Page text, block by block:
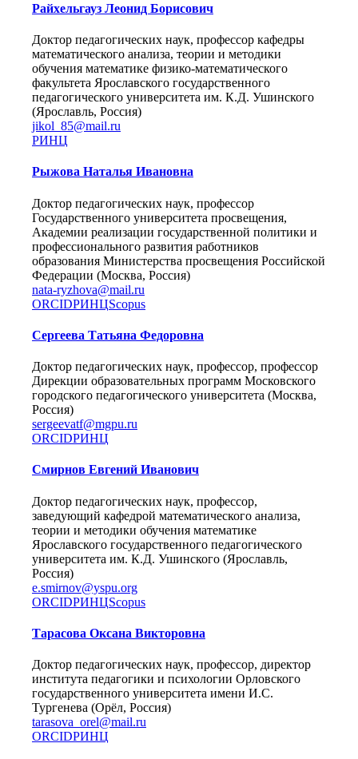
Райхельгауз Леонид Борисович
Доктор педагогических наук, профессор кафедры
математического анализа, теории и методики
обучения математике физико-математического
факультета Ярославского государственного
педагогического университета им. К.Д. Ушинского
(Ярославль, Россия)
jikol_85@mail.ru
РИНЦ
Рыжова Наталья Ивановна
Доктор педагогических наук, профессор
Государственного университета просвещения,
Академии реализации государственной политики и
профессионального развития работников
образования Министерства просвещения Российской
Федерации (Москва, Россия)
nata-ryzhova@mail.ru
ORCIDРИНЦScopus
Сергеева Татьяна Федоровна
Доктор педагогических наук, профессор, профессор
Дирекции образовательных программ Московского
городского педагогического университета (Москва,
Россия)
sergeevatf@mgpu.ru
ORCIDРИНЦ
Смирнов Евгений Иванович
Доктор педагогических наук, профессор,
заведующий кафедрой математического анализа,
теории и методики обучения математике
Ярославского государственного педагогического
университета им. К.Д. Ушинского (Ярославль,
Россия)
e.smirnov@yspu.org
ORCIDРИНЦScopus
Тарасова Оксана Викторовна
Доктор педагогических наук, профессор, директор
института педагогики и психологии Орловского
государственного университета имени И.С.
Тургенева (Орёл, Россия)
tarasova_orel@mail.ru
ORCIDРИНЦ